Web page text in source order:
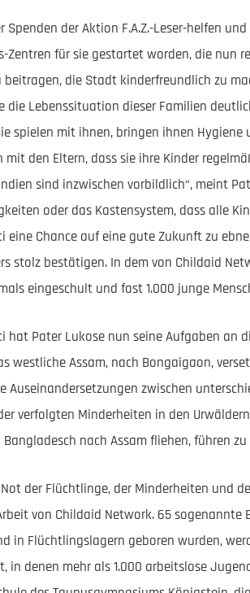
Spenden der Aktion F.A.Z.-Leser-helfen
Zentren für sie gestartet worden, die nun
beitragen, die Stadt kinderfreundlich zu
die Lebenssituation dieser Familien
spielen mit ihnen, bringen ihnen Hygiene
mit den Eltern, dass sie ihre Kinder
sind inzwischen vorbildlich“, meint
oder das Kastensystem, dass alle
eine Chance auf eine gute Zukunft zu
stolz bestätigen. In dem von Childaid
eingeschult und fast 1.000 junge
hat Pater Lukose nun seine Aufgaben an
westliche Assam, nach Bongaigaon,
Auseinandersetzungen zwischen
verfolgten Minderheiten in den
Bangladesch nach Assam fliehen, führen
der Flüchtlinge, der Minderheiten und
von Childaid Network. 65
in Flüchtlingslagern geboren wurden,
in denen mehr als 1.000 arbeitslose